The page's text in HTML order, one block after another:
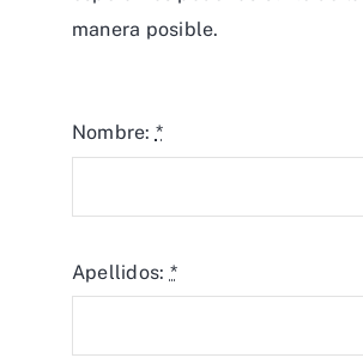
manera posible.
Nombre: *
Apellidos: *